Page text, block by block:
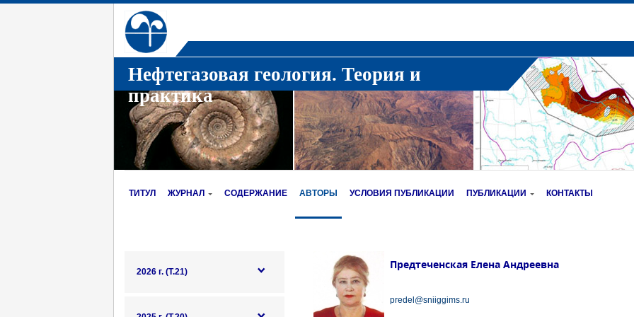
Нефтегазовая геология. Теория и
практика
ТИТУЛ ЖУРНАЛ СОДЕРЖАНИЕ АВТОРЫ УСЛОВИЯ ПУБЛИКАЦИИ ПУБЛИКАЦИИ КОНТАКТЫ
2026 г. (Т.21)
Предтеченская Елена Андреевна
predel@sniiggims.ru